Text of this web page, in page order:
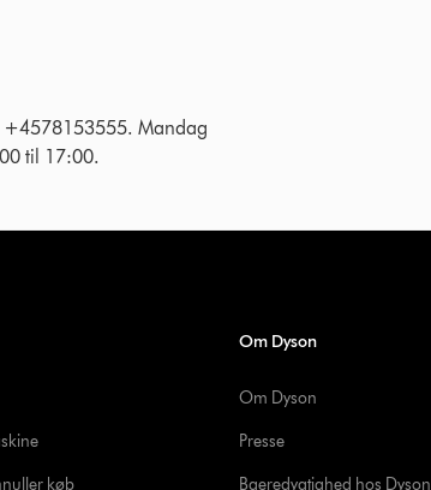
+4578153555. Mandag
til 17:00.
køb
Om Dyson
Om Dyson
Presse
Baeredygtighed hos Dyson